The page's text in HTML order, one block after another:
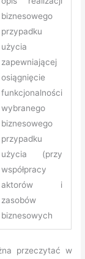
biznesowego
przypadku
użycia
zapewniającej
osiągnięcie
funkcjonalności
wybranego
biznesowego
przypadku
użycia (przy
współpracy
aktorów i
zasobów
biznesowych
przeczytać w